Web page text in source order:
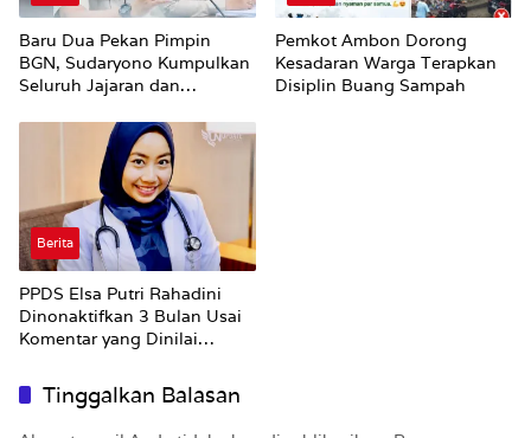
Baru Dua Pekan Pimpin
BGN, Sudaryono Kumpulkan
Seluruh Jajaran dan
Pungli dan Pemerasan
Supplier harus Berhenti
Pemkot Ambon Dorong
Kesadaran Warga Terapkan
Disiplin Buang Sampah
Berita
PPDS Elsa Putri Rahadini
Dinonaktifkan 3 Bulan Usai
Komentar yang Dinilai
Tinggalkan Balasan